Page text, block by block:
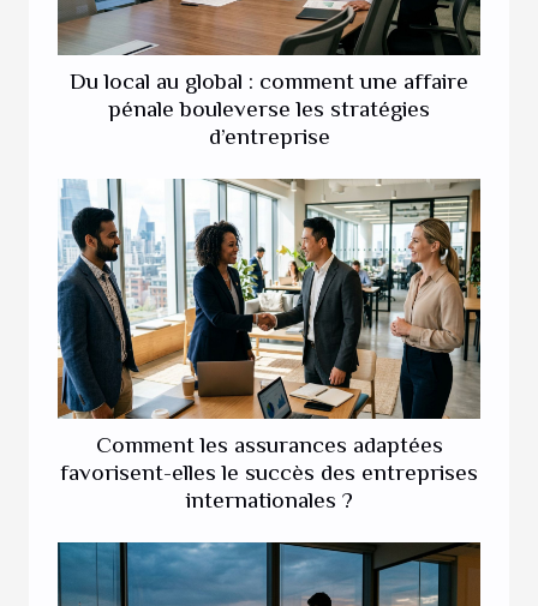
Du local au global : comment une affaire
pénale bouleverse les stratégies
d’entreprise
Comment les assurances adaptées
favorisent-elles le succès des entreprises
internationales ?